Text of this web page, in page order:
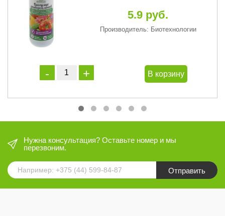
5.9 руб.
Производитель: Биотехнологии
В корзину
Нужна консультация? Оставьте номер и мы
перезвоним.
Отправить